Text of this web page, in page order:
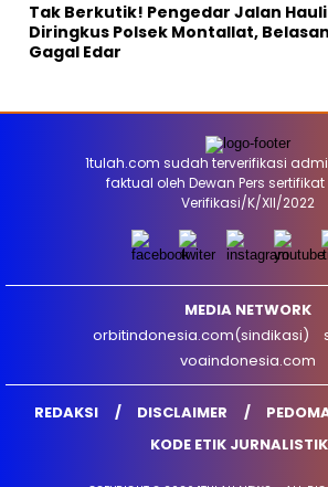
Tak Berkutik! Pengedar Jalan
Diringkus Polsek Montallat,
Gagal Edar
1tulah.com sudah terverifikasi
faktual oleh Dewan Pers sertifikat
Verifikasi/K/XII/2022
MEDIA NETWORK
orbitindonesia.com(sindikasi)
voaindonesia.com
REDAKSI DISCLAIMER
KODE ETIK JURNALISTIK